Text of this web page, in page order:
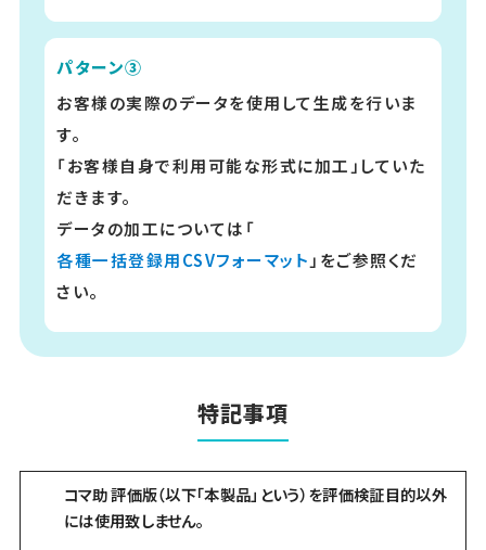
パターン③
お客様の実際のデータを使用して生成を行いま
す。
「お客様自身で利用可能な形式に加工」していた
だきます。
データの加工については「
各種一括登録用CSVフォーマット 」をご参照くだ
さい。
特記事項
コマ助 評価版（以下「本製品」という）を評価検証目的以外
には使用致しません。